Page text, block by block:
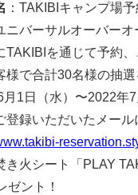
：TAKIBIキャンプ場
ニバーサルオーバーオ
TAKIBIを通じて予約
様で合計30名様の抽
月1日（水）〜2022年7
登録いただいたメー
き火シート「PLAY
ゼント！